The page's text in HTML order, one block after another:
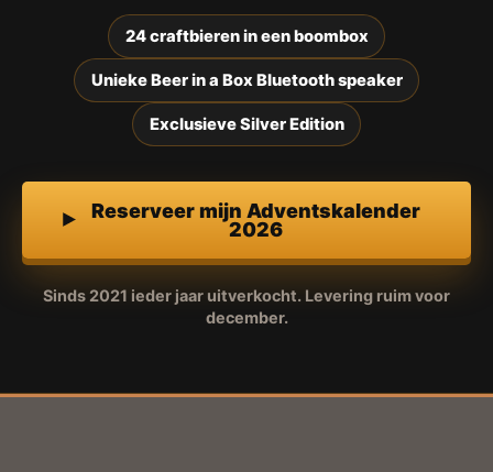
24 craftbieren in een boombox
Unieke Beer in a Box Bluetooth speaker
Exclusieve Silver Edition
Reserveer mijn Adventskalender
2026
Sinds 2021 ieder jaar uitverkocht. Levering ruim voor
december.